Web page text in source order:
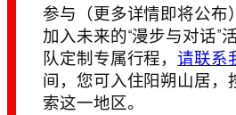
参与（更多详情即将公布
加入未来的“漫步与对话”
队定制专属行程，请联系
间，您可入住阳朔山居，
索这一地区。